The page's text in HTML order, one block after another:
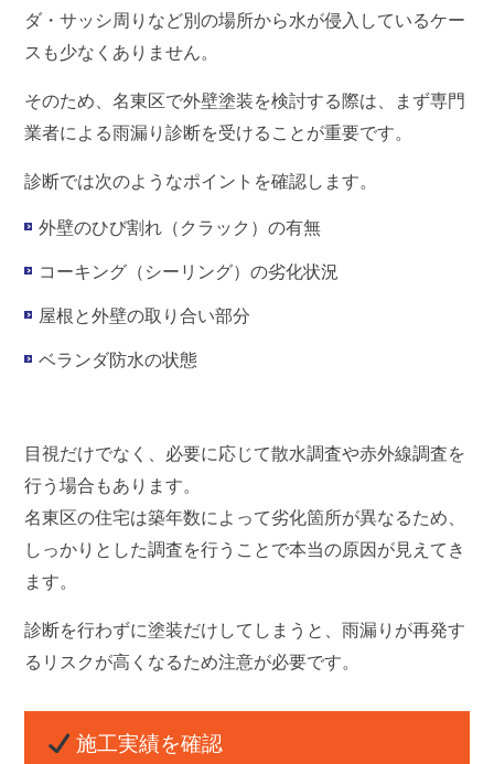
ダ・サッシ周りなど別の場所から水が侵入しているケー
スも少なくありません。
そのため、名東区で外壁塗装を検討する際は、まず専門
業者による雨漏り診断を受けることが重要です。
診断では次のようなポイントを確認します。
外壁のひび割れ（クラック）の有無
コーキング（シーリング）の劣化状況
屋根と外壁の取り合い部分
ベランダ防水の状態
目視だけでなく、必要に応じて散水調査や赤外線調査を
行う場合もあります。
名東区の住宅は築年数によって劣化箇所が異なるため、
しっかりとした調査を行うことで本当の原因が見えてき
ます。
診断を行わずに塗装だけしてしまうと、雨漏りが再発す
るリスク が高くなるため注意が必要です。
施工実績を確認